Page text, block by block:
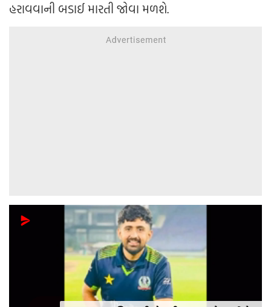
હરાવવાની બડાઈ મારતી જોવા મળશે.